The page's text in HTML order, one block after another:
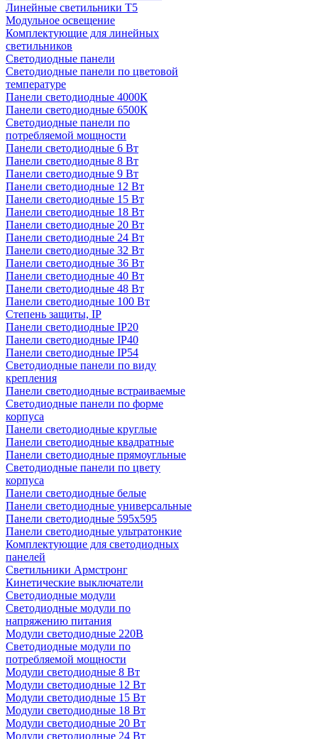
Линейные светильники Т5
Модульное освещение
Комплектующие для линейных
светильников
Светодиодные панели
Светодиодные панели по цветовой
температуре
Панели светодиодные 4000К
Панели светодиодные 6500К
Светодиодные панели по
потребляемой мощности
Панели светодиодные 6 Вт
Панели светодиодные 8 Вт
Панели светодиодные 9 Вт
Панели светодиодные 12 Вт
Панели светодиодные 15 Вт
Панели светодиодные 18 Вт
Панели светодиодные 20 Вт
Панели светодиодные 24 Вт
Панели светодиодные 32 Вт
Панели светодиодные 36 Вт
Панели светодиодные 40 Вт
Панели светодиодные 48 Вт
Панели светодиодные 100 Вт
Степень защиты, IP
Панели светодиодные IP20
Панели светодиодные IP40
Панели светодиодные IP54
Светодиодные панели по виду
крепления
Панели светодиодные встраиваемые
Светодиодные панели по форме
корпуса
Панели светодиодные круглые
Панели светодиодные квадратные
Панели светодиодные прямоугльные
Светодиодные панели по цвету
корпуса
Панели светодиодные белые
Панели светодиодные универсальные
Панели светодиодные 595х595
Панели светодиодные ультратонкие
Комплектующие для светодиодных
панелей
Светильники Армстронг
Кинетические выключатели
Светодиодные модули
Светодиодные модули по
напряжению питания
Модули светодиодные 220В
Светодиодные модули по
потребляемой мощности
Модули светодиодные 8 Вт
Модули светодиодные 12 Вт
Модули светодиодные 15 Вт
Модули светодиодные 18 Вт
Модули светодиодные 20 Вт
Модули светодиодные 24 Вт